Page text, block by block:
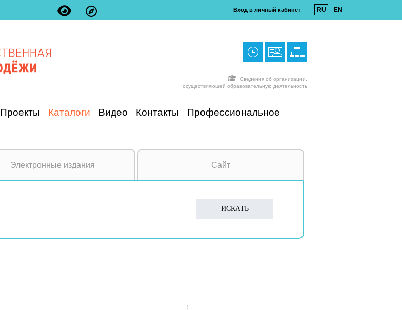
Вход в личный кабинет RU EN
Сведения об организации,
осуществляющей образовательную деятельность
Проекты Каталоги Видео Контакты Профессиональное
Электронные издания Сайт